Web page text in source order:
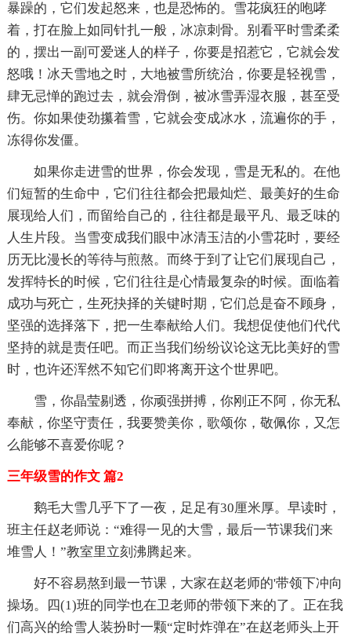
暴躁的，它们发起怒来，也是恐怖的。雪花疯狂的咆哮
着，打在脸上如同针扎一般，冰凉刺骨。别看平时雪柔柔
的，摆出一副可爱迷人的样子，你要是招惹它，它就会发
怒哦！冰天雪地之时，大地被雪所统治，你要是轻视雪，
肆无忌惮的跑过去，就会滑倒，被冰雪弄湿衣服，甚至受
伤。你如果使劲攥着雪，它就会变成冰水，流遍你的手，
冻得你发僵。
如果你走进雪的世界，你会发现，雪是无私的。在他
们短暂的生命中，它们往往都会把最灿烂、最美好的生命
展现给人们，而留给自己的，往往都是最平凡、最乏味的
人生片段。当雪变成我们眼中冰清玉洁的小雪花时，要经
历无比漫长的等待与煎熬。而终于到了让它们展现自己，
发挥特长的时候，它们往往是心情最复杂的时候。面临着
成功与死亡，生死抉择的关键时期，它们总是奋不顾身，
坚强的选择落下，把一生奉献给人们。我想促使他们代代
坚持的就是责任吧。而正当我们纷纷议论这无比美好的雪
时，也许还浑然不知它们即将离开这个世界吧。
雪，你晶莹剔透，你顽强拼搏，你刚正不阿，你无私
奉献，你坚守责任，我要赞美你，歌颂你，敬佩你，又怎
么能够不喜爱你呢？
三年级雪的作文 篇2
鹅毛大雪几乎下了一夜，足足有30厘米厚。早读时，
班主任赵老师说：“难得一见的大雪，最后一节课我们来
堆雪人！”教室里立刻沸腾起来。
好不容易熬到最一节课，大家在赵老师的'带领下冲向
操场。四(1)班的同学也在卫老师的带领下来的了。正在我
们高兴的给雪人装扮时一颗“定时炸弹在”在赵老师头上开